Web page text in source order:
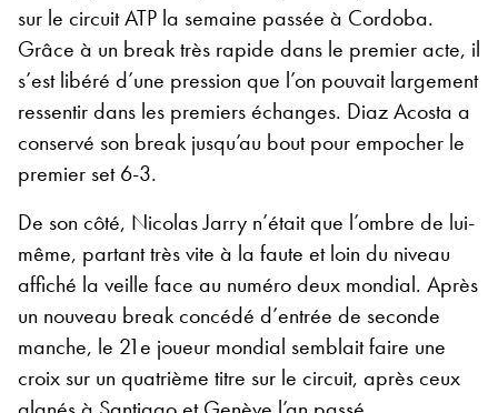
sur le circuit ATP la semaine passée à Cordoba.
Grâce à un break très rapide dans le premier acte, il
s’est libéré d’une pression que l’on pouvait largement
ressentir dans les premiers échanges. Diaz Acosta a
conservé son break jusqu’au bout pour empocher le
premier set 6-3.
De son côté, Nicolas Jarry n’était que l’ombre de lui-
même, partant très vite à la faute et loin du niveau
affiché la veille face au numéro deux mondial. Après
un nouveau break concédé d’entrée de seconde
manche, le 21e joueur mondial semblait faire une
croix sur un quatrième titre sur le circuit, après ceux